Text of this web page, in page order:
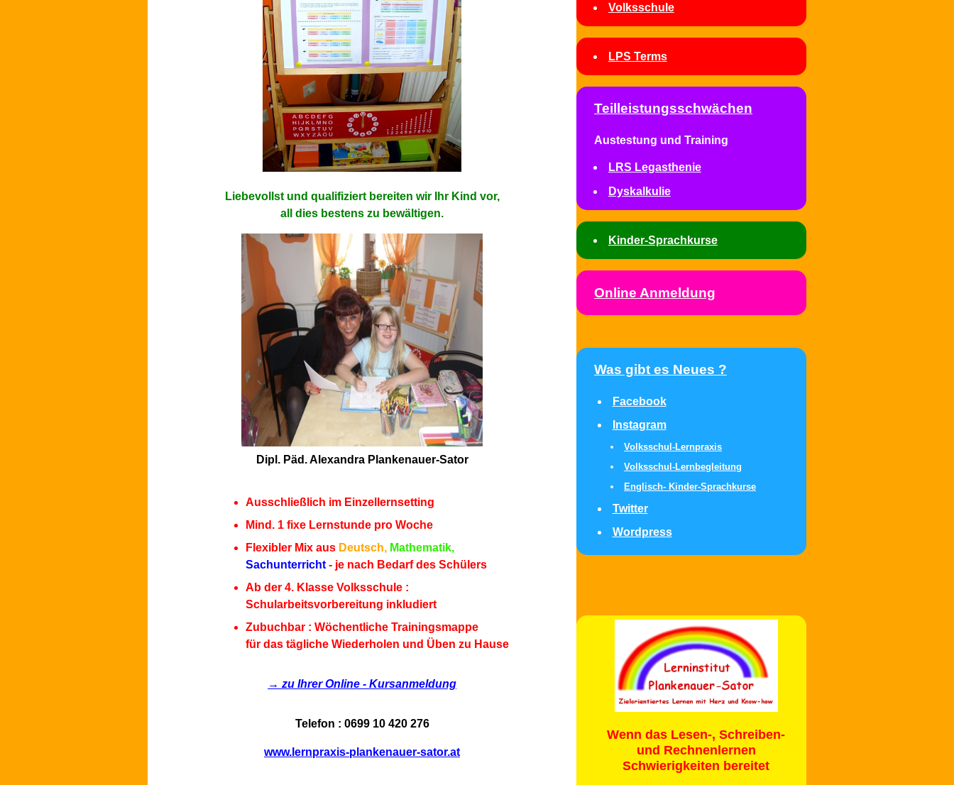
Liebevollst und qualifiziert bereiten wir Ihr Kind vor,
all dies bestens zu bewältigen.
Dipl. Päd. Alexandra Plankenauer-Sator
Ausschließlich im Einzellernsetting
Mind. 1 fixe Lernstunde pro Woche
Flexibler Mix aus Deutsch, Mathematik,
Sachunterricht- je nach Bedarf des Schülers
Ab der 4. Klasse Volksschule :
Schularbeitsvorbereitung inkludiert
Zubuchbar : Wöchentliche Trainingsmappe
für das tägliche Wiederholen und Üben zu Hause
→ zu Ihrer Online - Kursanmeldung
Telefon : 0699 10 420 276
www.lernpraxis-plankenauer-sator.at
Volksschule
LPS Terms
Teilleistungsschwächen
Austestung und Training
LRS Legasthenie
Dyskalkulie
Kinder-Sprachkurse
Online Anmeldung
Was gibt es Neues ?
Facebook
Instagram
Volksschul-Lernpraxis
Volksschul-Lernbegleitung
Englisch- Kinder-Sprachkurse
Twitter
Wordpress
Wenn das Lesen-, Schreiben-
und Rechnenlernen
Schwierigkeiten bereitet